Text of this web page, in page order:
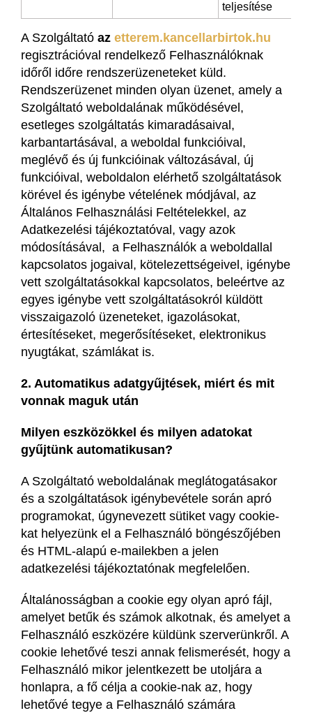
teljesítése
A Szolgáltató az etterem.kancellarbirtok.hu
regisztrációval rendelkező Felhasználóknak
időről időre rendszerüzeneteket küld.
Rendszerüzenet minden olyan üzenet, amely a
Szolgáltató weboldalának működésével,
esetleges szolgáltatás kimaradásaival,
karbantartásával, a weboldal funkcióival,
meglévő és új funkcióinak változásával, új
funkcióival, weboldalon elérhető szolgáltatások
körével és igénybe vételének módjával, az
Általános Felhasználási Feltételekkel, az
Adatkezelési tájékoztatóval, vagy azok
módosításával, a Felhasználók a weboldallal
kapcsolatos jogaival, kötelezettségeivel, igénybe
vett szolgáltatásokkal kapcsolatos, beleértve az
egyes igénybe vett szolgáltatásokról küldött
visszaigazoló üzeneteket, igazolásokat,
értesítéseket, megerősítéseket, elektronikus
nyugtákat, számlákat is.
2. Automatikus adatgyűjtések, miért és mit
vonnak maguk után
Milyen eszközökkel és milyen adatokat
gyűjtünk automatikusan?
A Szolgáltató weboldalának meglátogatásakor
és a szolgáltatások igénybevétele során apró
programokat, úgynevezett sütiket vagy cookie-
kat helyezünk el a Felhasználó böngészőjében
és HTML-alapú e-mailekben a jelen
adatkezelési tájékoztatónak megfelelően.
Általánosságban a cookie egy olyan apró fájl,
amelyet betűk és számok alkotnak, és amelyet a
Felhasználó eszközére küldünk szerverünkről. A
cookie lehetővé teszi annak felismerését, hogy a
Felhasználó mikor jelentkezett be utoljára a
honlapra, a fő célja a cookie-nak az, hogy
lehetővé tegye a Felhasználó számára